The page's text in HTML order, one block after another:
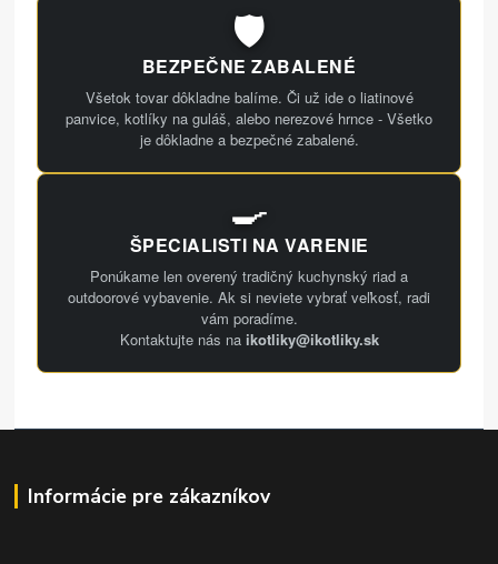
🛡️
BEZPEČNE ZABALENÉ
Všetok tovar dôkladne balíme. Či už ide o liatinové
panvice, kotlíky na guláš, alebo nerezové hrnce - Všetko
je dôkladne a bezpečné zabalené.
🍳
ŠPECIALISTI NA VARENIE
Ponúkame len overený tradičný kuchynský riad a
outdoorové vybavenie. Ak si neviete vybrať veľkosť, radi
vám poradíme.
Kontaktujte nás na ikotliky@ikotliky.sk
Informácie pre zákazníkov